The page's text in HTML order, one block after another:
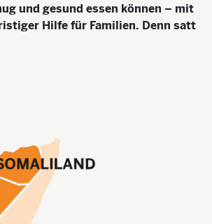
und gesund essen können – mit
Hilfe für Familien. Denn satt